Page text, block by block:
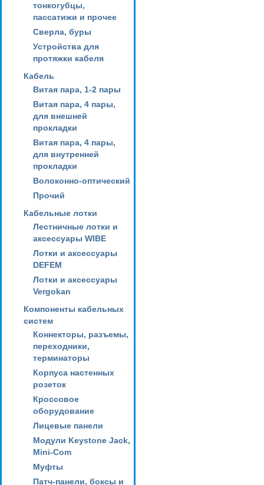
тонкогубцы,
пассатижи и прочее
Сверла, буры
Устройства для
протяжки кабеля
Кабель
Витая пара, 1-2 пары
Витая пара, 4 пары,
для внешней
прокладки
Витая пара, 4 пары,
для внутренней
прокладки
Волоконно-оптический
Прочий
Кабельные лотки
Лестничные лотки и
аксессуары WIBE
Лотки и аксессуары
DEFEM
Лотки и аксессуары
Vergokan
Компоненты кабельных
систем
Коннекторы, разъемы,
переходники,
терминаторы
Корпуса настенных
розеток
Кроссовое
оборудование
Лицевые панели
Модули Keystone Jack,
Mini-Com
Муфты
Патч-панели, боксы и